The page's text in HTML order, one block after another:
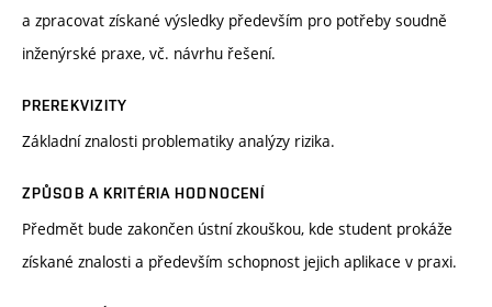
a zpracovat získané výsledky především pro potřeby soudně
inženýrské praxe, vč. návrhu řešení.
PREREKVIZITY
Základní znalosti problematiky analýzy rizika.
ZPŮSOB A KRITÉRIA HODNOCENÍ
Předmět bude zakončen ústní zkouškou, kde student prokáže
získané znalosti a především schopnost jejich aplikace v praxi.